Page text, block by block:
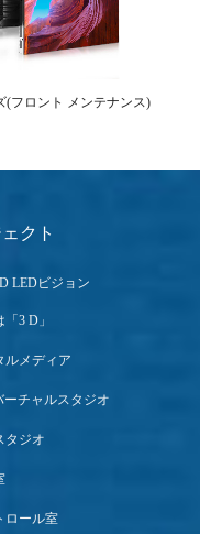
(フロント メンテナンス)
クト
LEDビジョン
3 D」
ルメディア
ーチャルスタジオ
タジオ
ロール室